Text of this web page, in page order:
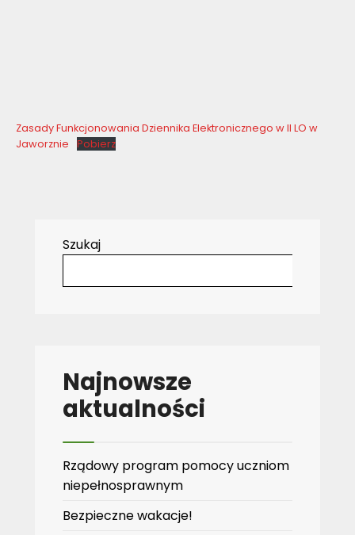
Zasady Funkcjonowania Dziennika Elektronicznego w II LO w
Jaworznie
Pobierz
Szukaj
Najnowsze
aktualności
Rządowy program pomocy uczniom
niepełnosprawnym
Bezpieczne wakacje!